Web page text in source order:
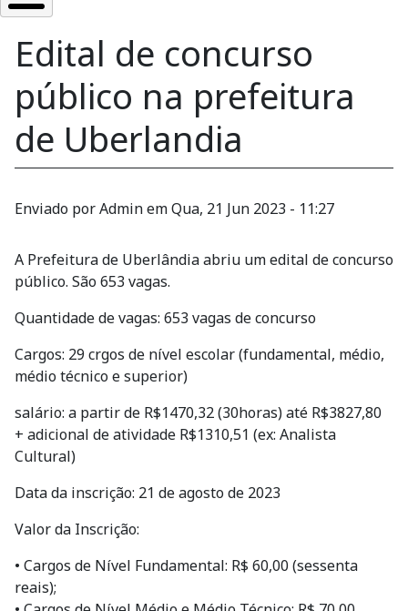
Edital de concurso
público na prefeitura
de Uberlandia
Enviado por Admin Qua, 21 Jun 2023 - 11:27
A Prefeitura de Uberlândia abriu um edital de concurso
público. São 653 vagas.
Quantidade de vagas: 653 vagas de concurso
Cargos: 29 crgos de nível escolar (fundamental, médio,
médio técnico e superior)
salário: a partir de R$1470,32 (30horas) até R$3827,80
+ adicional de atividade R$1310,51 (ex: Analista
Cultural)
Data da inscrição: 21 de agosto de 2023
Valor da Inscrição:
• Cargos de Nível Fundamental: R$ 60,00 (sessenta
reais);
• Cargos de Nível Médio e Médio Técnico: R$ 70,00